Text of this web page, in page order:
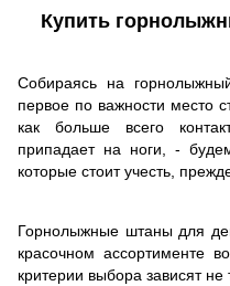
Купить
Собираясь на
первое по важности место
как больше всего
припадает на ноги, -
которые стоит учесть,
Горнолыжные штаны для
красочном ассортименте
критерии выбора зависят